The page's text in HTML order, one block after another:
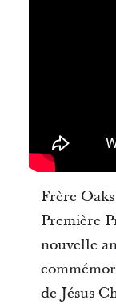
Frère
Première
nouvelle
de Jésus-